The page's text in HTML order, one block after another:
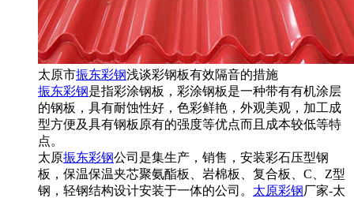
太原市振东彩钢浅谈彩钢板有效隔音的措施
振东彩钢是指彩涂钢板，彩涂钢板是一种带有有机涂层
的钢板，具有耐蚀性好，色彩鲜艳，外观美观，加工成
型方便及具有钢板原有的强度等优点而且成本较低等特
点。
太原振东彩钢公司是集生产，销售，安装彩石压型钢
板，保温保温夹芯聚氨酯板、岩棉板、复合板、C、Z型
钢，轻钢结构设计安装于一体的公司。 太原彩钢厂家-太